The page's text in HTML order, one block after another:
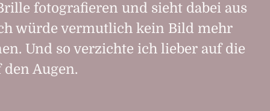
fotografieren und sieht dabei aus
würde vermutlich kein Bild mehr
Und so verzichte ich lieber auf die
Augen.